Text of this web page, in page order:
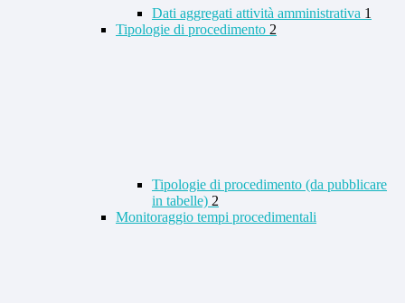
Dati aggregati attività amministrativa 1
Tipologie di procedimento 2
Tipologie di procedimento (da pubblicare
in tabelle) 2
Monitoraggio tempi procedimentali